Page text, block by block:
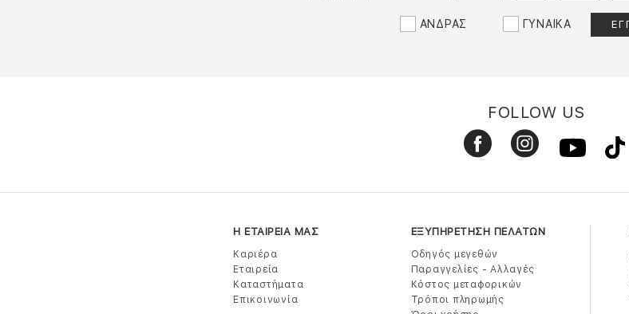
ΑΝΔΡΑΣ ΓΥΝΑΙΚΑ
FOLLOW US
Η ΕΤΑΙΡΕΙΑ ΜΑΣ
Καριέρα
Εταιρεία
Καταστήματα
Επικοινωνία
ΕΞΥΠΗΡΕΤΗΣΗ ΠΕΛΑΤΩΝ
Οδηγός μεγεθών
Παραγγελίες - Αλλαγές
Κόστος μεταφορικών
Τρόποι πληρωμής